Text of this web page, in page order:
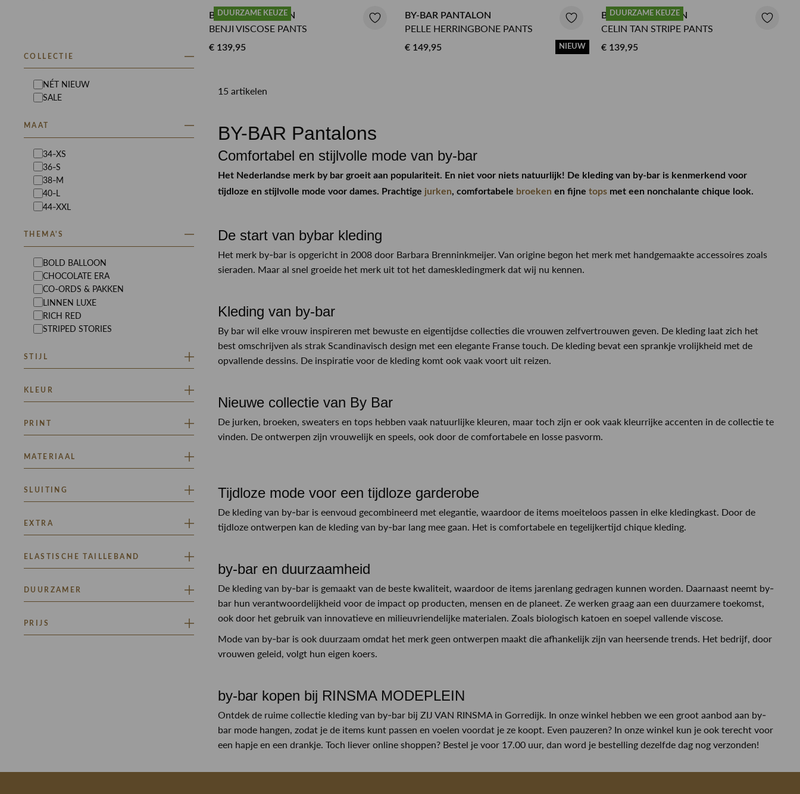
COLLECTIE
NÉT NIEUW
SALE
MAAT
34-XS
36-S
38-M
40-L
44-XXL
THEMA'S
BOLD BALLOON
CHOCOLATE ERA
CO-ORDS & PAKKEN
LINNEN LUXE
RICH RED
STRIPED STORIES
STIJL
RINSMA ICONS
KLEUR
BEIGE
Toon meer
PRINT
EFFEN
STREPEN
MATERIAAL
NON STRETCH
SLUITING
KNOOP EN RITSSLUITING
EXTRA
GLITTERTJE
ELASTISCHE TAILLEBAND
JA
DUURZAMER
CLASSIFICATIE GOUD
PRIJS
DUURZAME KEUZE
BY-BAR PANTALON
BENJI VISCOSE PANTS
€ 139,95
BY-BAR PANTALON
PELLE HERRINGBONE PANTS
€ 149,95 NIEUW
DUURZAME KEUZE
BY-BAR PANTALON
CELIN TAN STRIPE PANTS
€ 139,95
15 artikelen
BY-BAR Pantalons
Comfortabel en stijlvolle mode van by-bar
Het Nederlandse merk by bar groeit aan populariteit. En niet voor niets natuurlijk! De kleding van by-bar is kenmerkend voor
tijdloze en stijlvolle mode voor dames. Prachtige jurken, comfortabele broeken en fijne tops met een nonchalante chique look.
De start van bybar kleding
Het merk by-bar is opgericht in 2008 door Barbara Brenninkmeijer. Van origine begon het merk met handgemaakte accessoires zoals
sieraden. Maar al snel groeide het merk uit tot het dameskledingmerk dat wij nu kennen.
Kleding van by-bar
By bar wil elke vrouw inspireren met bewuste en eigentijdse collecties die vrouwen zelfvertrouwen geven. De kleding laat zich het
best omschrijven als strak Scandinavisch design met een elegante Franse touch. De kleding bevat een sprankje vrolijkheid met de
opvallende dessins. De inspiratie voor de kleding komt ook vaak voort uit reizen.
Nieuwe collectie van By Bar
De jurken, broeken, sweaters en tops hebben vaak natuurlijke kleuren, maar toch zijn er ook vaak kleurrijke accenten in de collectie te
vinden. De ontwerpen zijn vrouwelijk en speels, ook door de comfortabele en losse pasvorm.
Tijdloze mode voor een tijdloze garderobe
De kleding van by-bar is eenvoud gecombineerd met elegantie, waardoor de items moeiteloos passen in elke kledingkast. Door de
tijdloze ontwerpen kan de kleding van by-bar lang mee gaan. Het is comfortabele en tegelijkertijd chique kleding.
by-bar en duurzaamheid
De kleding van by-bar is gemaakt van de beste kwaliteit, waardoor de items jarenlang gedragen kunnen worden. Daarnaast neemt by-
bar hun verantwoordelijkheid voor de impact op producten, mensen en de planeet. Ze werken graag aan een duurzamere toekomst,
ook door het gebruik van innovatieve en milieuvriendelijke materialen. Zoals biologisch katoen en soepel vallende viscose.
Mode van by-bar is ook duurzaam omdat het merk geen ontwerpen maakt die afhankelijk zijn van heersende trends. Het bedrijf, door
vrouwen geleid, volgt hun eigen koers.
by-bar kopen bij RINSMA MODEPLEIN
Ontdek de ruime collectie kleding van by-bar bij ZIJ VAN RINSMA in Gorredijk. In onze winkel hebben we een groot aanbod aan by-
bar mode hangen, zodat je de items kunt passen en voelen voordat je ze koopt. Even pauzeren? In onze winkel kun je ook terecht voor
een hapje en een drankje. Toch liever online shoppen? Bestel je voor 17.00 uur, dan word je bestelling dezelfde dag nog verzonden!